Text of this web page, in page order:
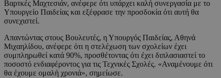
Βαρτκές Μαχτεσιάν, ανέφερε ότι υπάρχει καλή συνεργασία με το
Υπουργείο Παιδείας και εξέφρασε την προσδοκία ότι αυτή θα
συνεχιστεί.
Απαντώντας στους Βουλευτές, η Υπουργός Παιδείας, Αθηνά
Μιχαηλίδου, ανέφερε ότι η στελέχωση των σχολείων έχει
συμπληρωθεί κατά 90%, προσθέτοντας ότι έχει διπλασιαστεί το
ποσοστό ενδιαφέροντος για τις Τεχνικές Σχολές. «Αναμένουμε ότι
θα έχουμε ομαλή χρονιά», σημείωσε.